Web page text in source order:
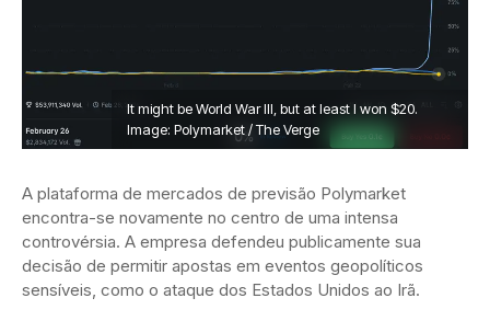
It might be World War III, but at least I won $20.
Image: Polymarket / The Verge
A plataforma de mercados de previsão Polymarket
encontra-se novamente no centro de uma intensa
controvérsia. A empresa defendeu publicamente sua
decisão de permitir apostas em eventos geopolíticos
sensíveis, como o ataque dos Estados Unidos ao Irã.